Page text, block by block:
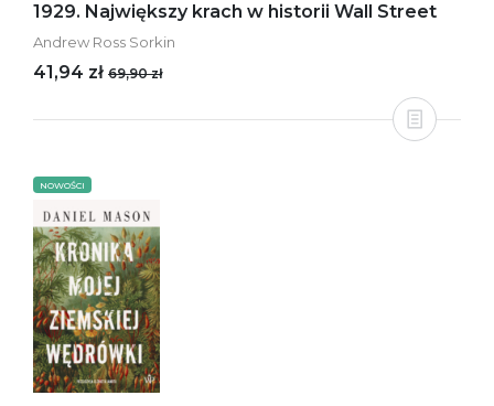
1929. Największy krach w historii Wall Street
Andrew Ross Sorkin
41,94 zł 69,90 zł
NOWOŚCI